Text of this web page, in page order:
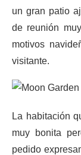
un gran patio
de reunión
motivos
visitante.
La habitación
muy bonita
pedido